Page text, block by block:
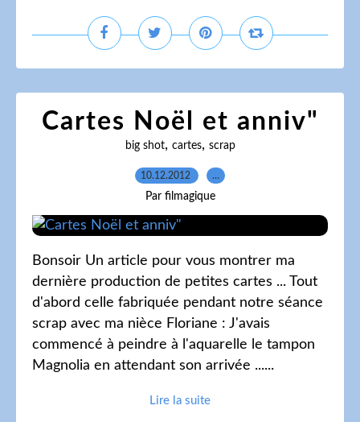
Cartes Noël et anniv"
big shot, cartes, scrap
10.12.2012 …
Par filmagique
Bonsoir Un article pour vous montrer ma
dernière production de petites cartes ... Tout
d'abord celle fabriquée pendant notre séance
scrap avec ma nièce Floriane : J'avais
commencé à peindre à l'aquarelle le tampon
Magnolia en attendant son arrivée ......
Lire la suite